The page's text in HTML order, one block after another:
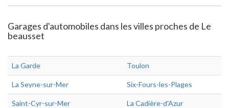
Garages d'automobiles dans les villes proches de Le
beausset
La Garde Toulon
La Seyne-sur-Mer Six-Fours-les-Plages
Saint-Cyr-sur-Mer La Cadière-d'Azur